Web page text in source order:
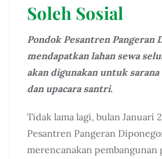
Soleh Sosial
Pondok Pesantren Pangeran
mendapatkan lahan sewa
akan digunakan untuk sarana
dan upacara santri.
Tidak lama lagi, bulan Januari
Pesantren Pangeran
merencanakan pembangunan